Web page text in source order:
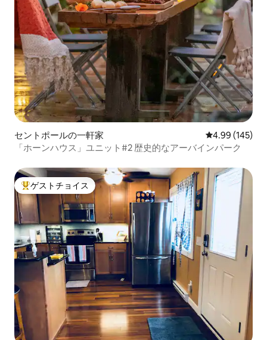
セントポールの一軒家 レビュー145
4.99 (145)
「ホーンハウス」ユニット#2 歴史的なアーバインパーク
大好評のゲストチョイスです。
ゲストチョイス